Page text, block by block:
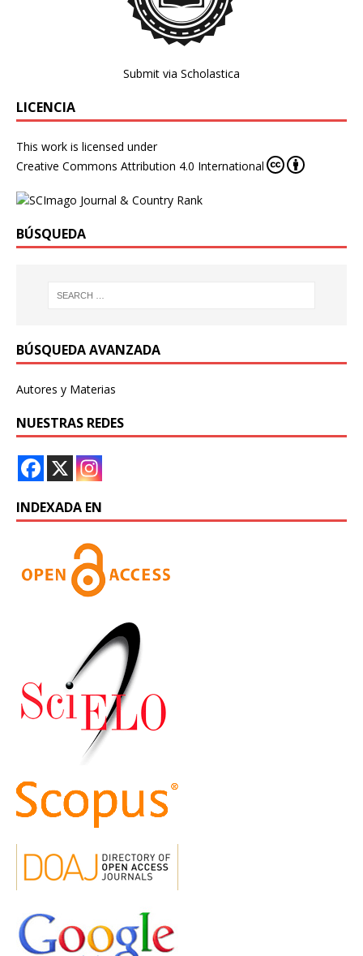
Submit via Scholastica
LICENCIA
This work is licensed under
Creative Commons Attribution 4.0 International
BÚSQUEDA
BÚSQUEDA AVANZADA
Autores y Materias
NUESTRAS REDES
INDEXADA EN